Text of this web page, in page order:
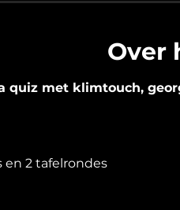
Over
quiz met klimtouch,
en 2 tafelrondes